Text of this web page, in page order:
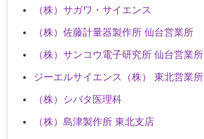
（株）サガワ・サイエンス
（株）佐藤計量器製作所 仙台営業所
（株）サンコウ電子研究所 仙台営業所
ジーエルサイエンス（株） 東北営業所
（株）シバタ医理科
（株）島津製作所 東北支店